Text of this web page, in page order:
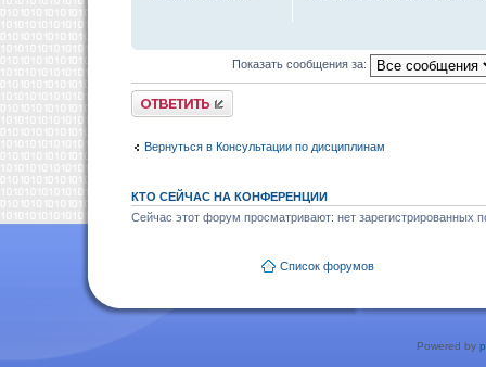
Показать сообщения за:
Ответить
Вернуться в Консультации по дисциплинам
КТО СЕЙЧАС НА КОНФЕРЕНЦИИ
Сейчас этот форум просматривают: нет зарегистрированных
Список форумов
Powered by